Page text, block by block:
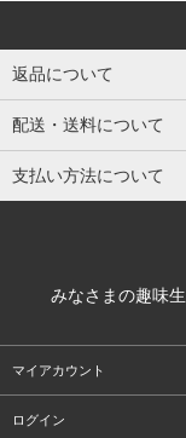
返品について
配送・送料について
支払い方法について
みなさまの趣味
マイアカウント
ログイン